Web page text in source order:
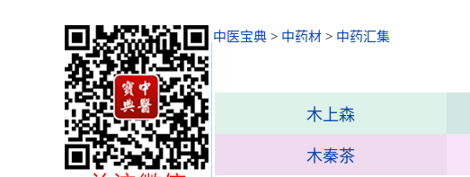
中医宝典 > 中药材 > 中药汇集
木上森
木秦茶